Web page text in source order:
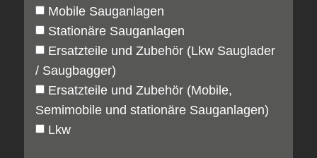
Mobile Sauganlagen
Stationäre Sauganlagen
Ersatzteile und Zubehör (Lkw Sauglader
/ Saugbagger)
Ersatzteile und Zubehör (Mobile,
Semimobile und stationäre Sauganlagen)
Lkw